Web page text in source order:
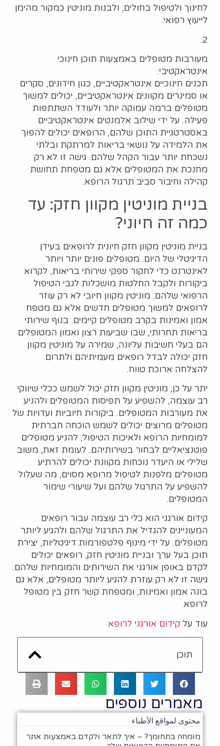
לחינוך ולטיפול בחולים, ולבנות מוניטין כמקור מהימן
לייעוץ רפואי.
2.
מעורבות מטופלים באמצעות תוכן חינוכי
אינטראקטיבי:
תכנים חינוכיים אינטראקטיביים, כגון חידונים, סקרים
או סמינרים מקוונים אינטראקטיביים, יכולים למשוך
מטופלים ברמה עמוקה יותר ולעודד השתתפות
פעילה. על ידי שילוב אלמנטים אינטראקטיביים
באסטרטגיית התוכן שלהם, הרופאים יכולים להפוך
את הלמידה על נושאי בריאות למרתקת ובלתי
נשכחת יותר עבור הקהל שלהם. גישה זו לא רק
מחנכת את המטופלים אלא גם מטפחת תחושת
קהילה וחיבור סביב תרגול הרופא.
בניית מוניטין מקוון חזק: עד
כמה זה חיוני?
בניית מוניטין מקוון חזק חיונית לרופאים בעידן
הדיגיטלי של היום. מטופלים פונים יותר ויותר
לאינטרנט כדי לחקור ספקי שירותי בריאות, לקרוא
ביקורות ולקבל החלטות מושכלות לגבי הטיפול
הרפואי שלהם. מוניטין מקוון חיובי לא רק עוזר
לרופאים למשוך מטופלים חדשים אלא גם מטפח
אמון ואמינות בקרב מטופלים קיימים. בנוף שירותי
בריאות תחרותי, שבו שביעות רצון ואמון המטופלים
הם בעלי חשיבות עליונה, שמירה על מוניטין מקוון
חזק יכולה לבדל רופאים מעמיתיהם ולתרום
להצלחה ארוכת טווח.
יתר על כן, מוניטין מקוון חזק יכול לשמש ככלי שיווקי
רב עוצמה, להשפיע על תפיסות המטופלים ולהניע
את מעורבות המטופלים. ביקורות חיוביות ועדויות של
מטופלים מרוצים יכולים לשמש הוכחה חברתית
למומחיות הרופא ולאיכות הטיפול, להניע מטופלים
פוטנציאליים לבחור בשירותיהם. לעומת זאת, משוב
שלילי או היעדר נוכחות מקוונת יכולים להרתיע
מטופלים מלפנות לטיפול מרופא מסוים, מה שעלול
להשפיע על התרגול שלהם ועל שיעורי שימור
המטופלים.
קידום אורגני הוא כלי רב עוצמה עבור רופאים
המעוניינים להגדיל את התרגול שלהם ולהגיע ליותר
מטופלים. על ידי מינוף פלטפורמות דיגיטליות, יצירת
תוכן בעל ערך ובניית מוניטין חזק, רופאים יכולים
לקדם באופן אורגני את השירותים והמומחיות שלהם.
גישה זו לא רק עוזרת להגיע ליותר מטופלים, אלא גם
בונה אמון ואמינות, ומטפחת קשר חזק בין מטופל
לרופא.
עוד על קידום אורגני לרופא
תוכן
מאמרים נוספים
محتوى لمواقع الأطباء
מומחה בתחומך? – איך לתאר ולקדם באמצעות אתר